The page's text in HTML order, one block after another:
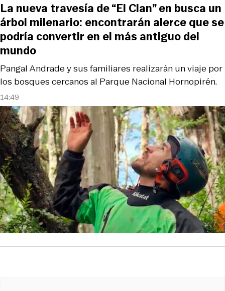
14:49
Pangal Andrade y sus familiares realizarán un viaje por
los bosques cercanos al Parque Nacional Hornopirén.
La nueva travesía de “El Clan” en busca un
árbol milenario: encontrarán alerce que se
podría convertir en el más antiguo del
mundo